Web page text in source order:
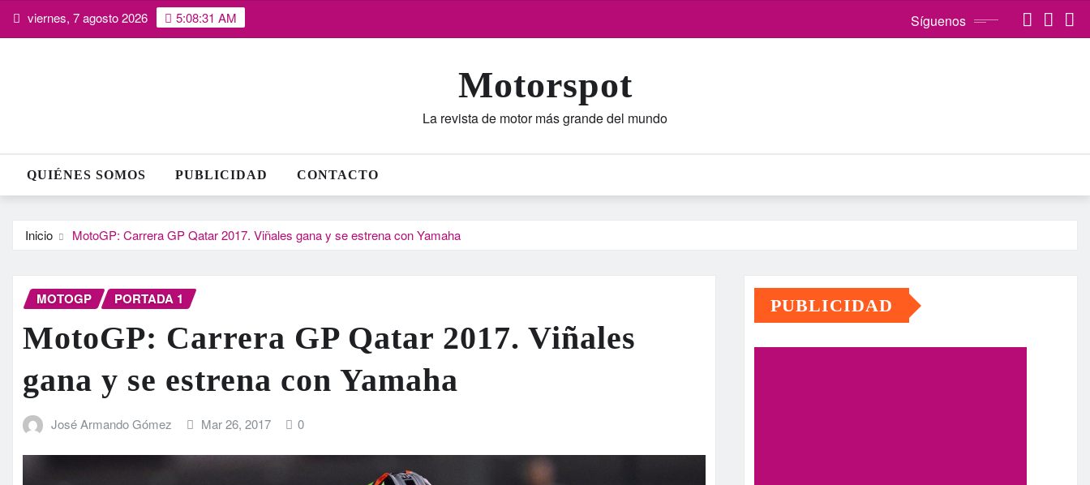
Saltar viernes, 7 agosto 2026 5:08:32 AM Síguenos
Motorspot
La revista de motor más grande del mundo
QUIÉNES SOMOS PUBLICIDAD CONTACTO
Inicio MotoGP: Carrera GP Qatar 2017. Viñales gana y se estrena con Yamaha
MOTOGP PORTADA 1
MotoGP: Carrera GP Qatar 2017. Viñales
gana y se estrena con Yamaha
José Armando Gómez Mar 26, 2017 0
PUBLICIDAD